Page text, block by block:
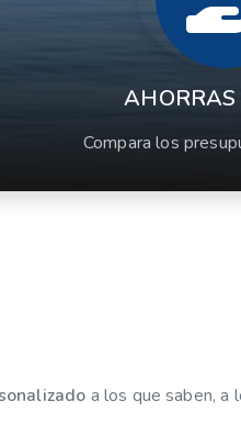
AHORRAS
Compara los
a los que saben, a